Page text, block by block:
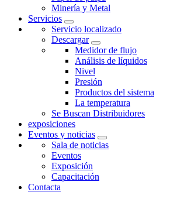
Minería y Metal
Servicios
Servicio localizado
Descargar
Medidor de flujo
Análisis de líquidos
Nivel
Presión
Productos del sistema
La temperatura
Se Buscan Distribuidores
exposiciones
Eventos y noticias
Sala de noticias
Eventos
Exposición
Capacitación
Contacta